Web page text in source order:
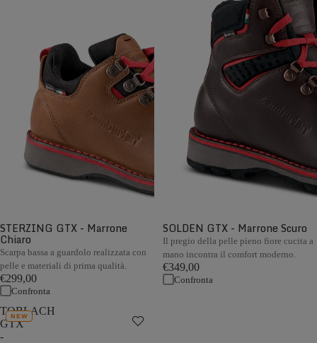
STERZING GTX - Marrone
Chiaro
Scarpa bassa a guardolo realizzata con
pelle e materiali di prima qualità.
€299,00
Confronta
SOLDEN GTX - Marrone Scuro
Il pregio della pelle pieno fiore cucita a
mano incontra il comfort moderno.
€349,00
Confronta
TOBLACH
GTX
-
NEW